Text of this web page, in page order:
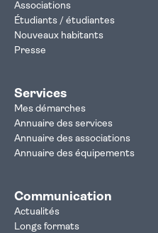
Associations
Étudiants / étudiantes
Nouveaux habitants
Presse
Services
Mes démarches
Annuaire des services
Annuaire des associations
Annuaire des équipements
Communication
Actualités
Longs formats